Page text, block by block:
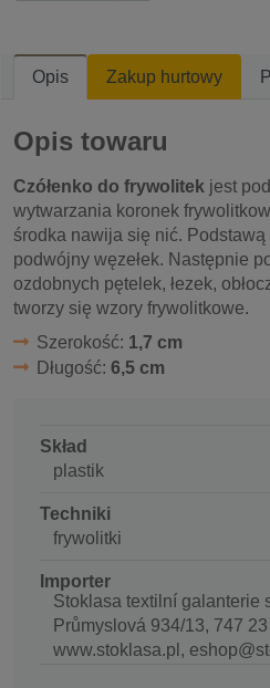
Opis Zakup hurtowy
Opis towaru
Czółenko do frywolitek jest
wytwarzania koronek
środka nawija się nić.
podwójny węzełek. Następnie
ozdobnych pętelek, łezek,
tworzy się wzory frywolitkowe.
Szerokość: 1,7 cm
Długość: 6,5 cm
Skład
plastik
Techniki
frywolitki
Importer
Stoklasa textilní galanterie
Průmyslová 934/13, 747
www.stoklasa.pl,